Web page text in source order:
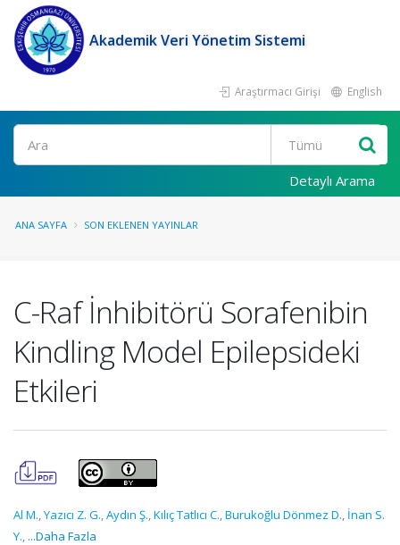
Akademik Veri Yönetim Sistemi
Araştırmacı Girişi English
Ara
Detaylı Arama
ANA SAYFA SON EKLENEN YAYINLAR
C-Raf İnhibitörü Sorafenibin
Kindling Model Epilepsideki
Etkileri
Al M.,Yazıcı Z. G.,Aydın Ş.,Kılıç Tatlıcı C.,Burukoğlu Dönmez D., İnan S.
Y., ...Daha Fazla